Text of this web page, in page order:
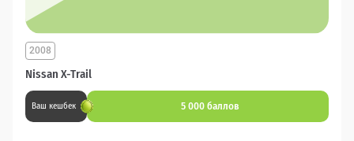
Nissan X-Trail
2008
Ваш кешбек 5 000 баллов